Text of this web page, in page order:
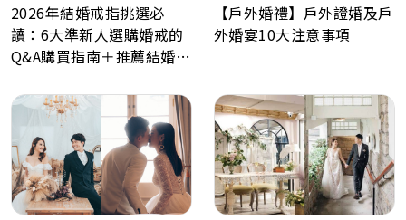
2026年結婚戒指挑選必
讀：6大準新人選購婚戒的
Q&A購買指南＋推薦結婚戒
【戶外婚禮】戶外證婚及戶
外婚宴10大注意事項